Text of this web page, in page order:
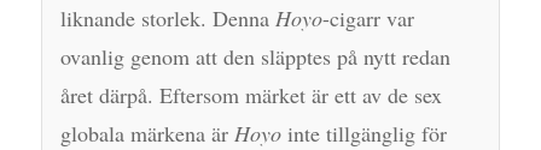
liknande storlek. Denna Hoyo-cigarr var
ovanlig genom att den släpptes på nytt redan
året därpå. Eftersom märket är ett av de sex
globala märkena är Hoyointe tillgänglig för